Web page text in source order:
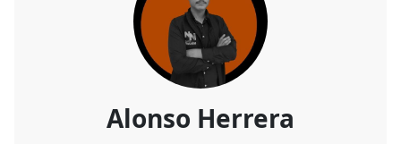
Alonso Herrera